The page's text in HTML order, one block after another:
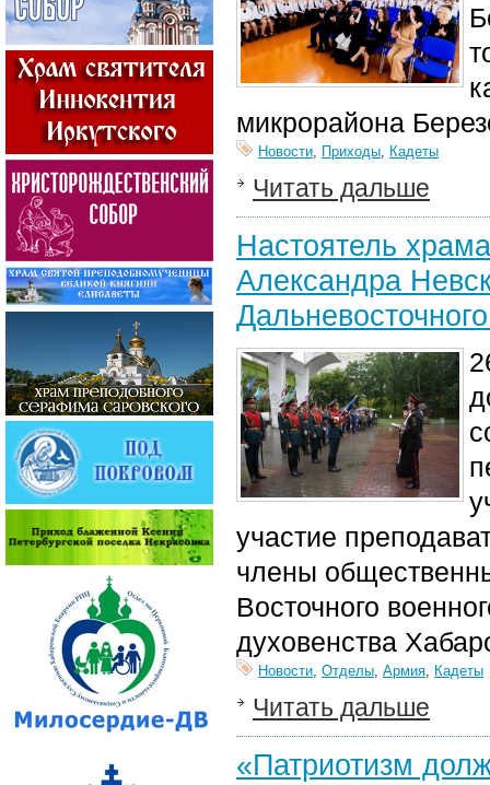
микрорайона
Новости, Приходы, Кадеты
Читать дальше
Настоятель
Александра
участие
члены
Восточного
духовенства
Новости, Отделы, Армия, Кадеты
Читать дальше
«Патриотизм